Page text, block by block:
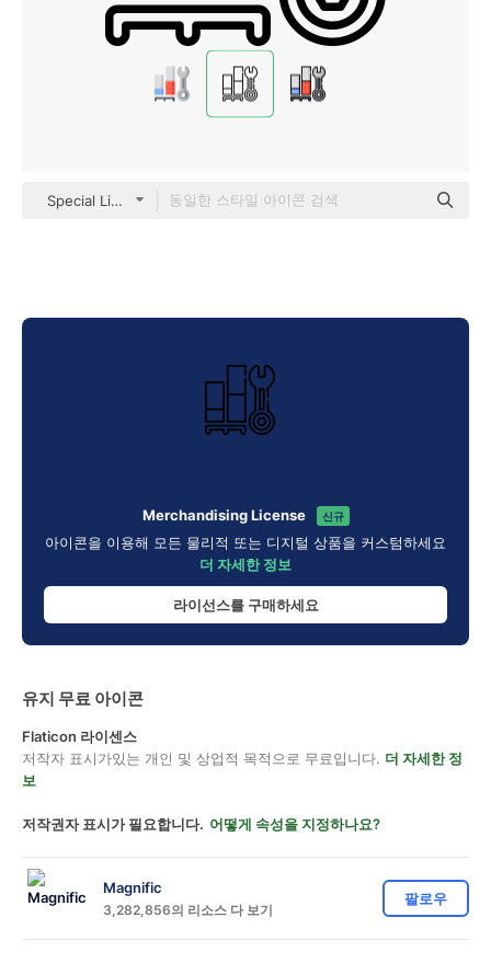
Special Lineal
Merchandising License 신규
아이콘을 이용해 모든 물리적 또는 디지털 상품을 커스텀하세요
더 자세한 정보
라이선스를 구매하세요
유지 무료 아이콘
Flaticon 라이센스
저작자 표시가있는 개인 및 상업적 목적으로 무료입니다. 더 자세한 정
보
저작권자 표시가 필요합니다. 어떻게 속성을 지정하나요?
Magnific
3,282,856의 리소스 다 보기
팔로우